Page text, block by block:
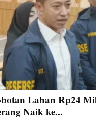
Lahan Rp24
Naik ke...